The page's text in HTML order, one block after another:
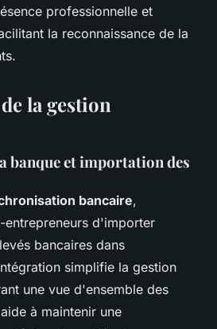
professionnelle et
la reconnaissance de la
la gestion
banque et importation des
bancaire,
entrepreneurs d'importer
bancaires dans
simplifie la gestion
une vue d'ensemble des
à maintenir une